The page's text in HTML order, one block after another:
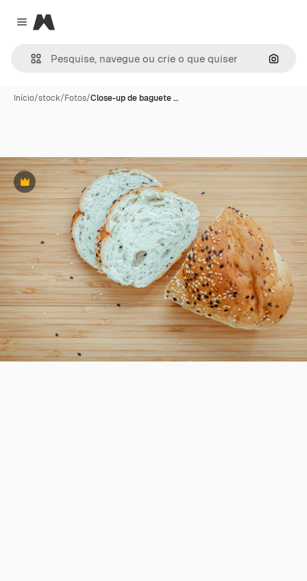
Close menu
Magnific
Início/stock/Fotos/Close-up de baguete …
Premium